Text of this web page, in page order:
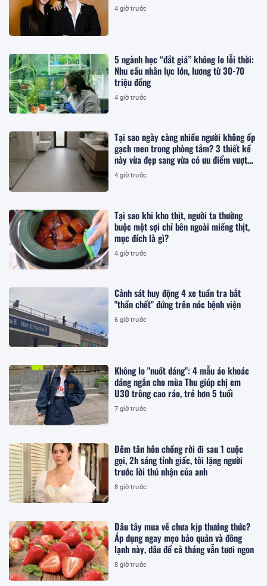
4 giờ trước
5 ngành học “đắt giá” không lo lỗi thời:
Nhu cầu nhân lực lớn, lương từ 30-70
triệu đồng
4 giờ trước
Tại sao ngày càng nhiều người không ốp
gạch men trong phòng tắm? 3 thiết kế
này vừa đẹp sang vừa có ưu điểm vượt
trội
4 giờ trước
Tại sao khi kho thịt, người ta thường
buộc một sợi chỉ bên ngoài miếng thịt,
mục đích là gì?
4 giờ trước
Cảnh sát huy động 4 xe tuần tra bắt
"thần chết" đứng trên nóc bệnh viện
6 giờ trước
Không lo "nuốt dáng": 4 mẫu áo khoác
dáng ngắn cho mùa Thu giúp chị em
U30 trông cao ráo, trẻ hơn 5 tuổi
7 giờ trước
Đêm tân hôn chồng rời đi sau 1 cuộc
gọi, 2h sáng tỉnh giấc, tôi lặng người
trước lời thú nhận của anh
8 giờ trước
Dâu tây mua về chưa kịp thưởng thức?
Áp dụng ngay mẹo bảo quản và đông
lạnh này, dâu để cả tháng vẫn tươi ngon
8 giờ trước